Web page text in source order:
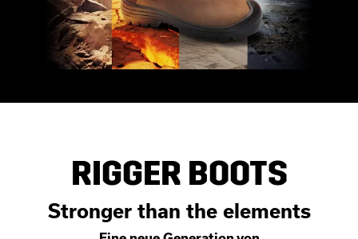
RIGGER BOOTS
Stronger than the elements